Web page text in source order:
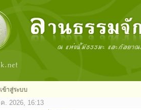
เข้าสู่ระบบ
. 2026, 16:13